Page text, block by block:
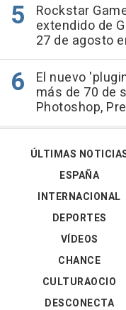
Rockstar
extendido de
27 de agosto
El nuevo
más de 70 de
Photoshop,
ÚLTIMAS
ESPAÑA
INTERNACIONAL
DEPORTES
VÍDEOS
CHANCE
CULTURAOCIO
DESCONECTA